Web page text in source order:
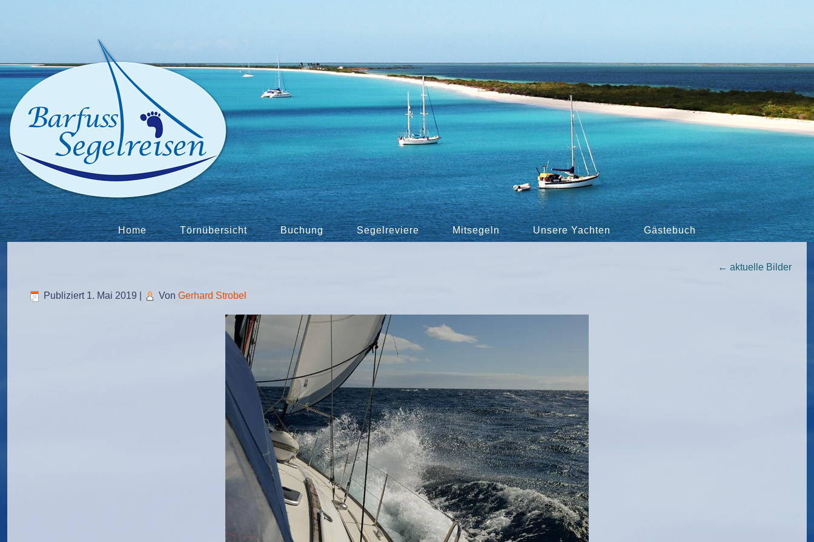
Home Törnübersicht Buchung Segelreviere Mitsegeln Unsere Yachten Gästebuch
← aktuelle Bilder
Publiziert 1. Mai 2019 Von Gerhard Strobel